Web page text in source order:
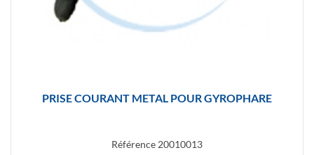
PRISE COURANT METAL POUR GYROPHARE
Référence 20010013